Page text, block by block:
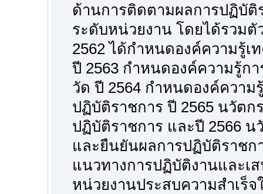
ด้านการติดตามผลการปฏิบัติ
ระดับหน่วยงาน โดยได้รวม
2562 ได้กำหนดองค์ความรู้
ปี 2563 กำหนดองค์ความรู้ก
วัด ปี 2564 กำหนดองค์ควา
ปฏิบัติราชการ ปี 2565 นวัต
ปฏิบัติราชการ และปี 2566 น
และยืนยันผลการปฏิบัติราชก
แนวทางการปฏิบัติงานและเ
หน่วยงานประสบความสำเร็